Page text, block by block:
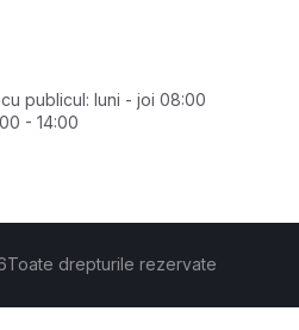
publicul: luni - joi 08:00
- 14:00
Toate drepturile rezervate